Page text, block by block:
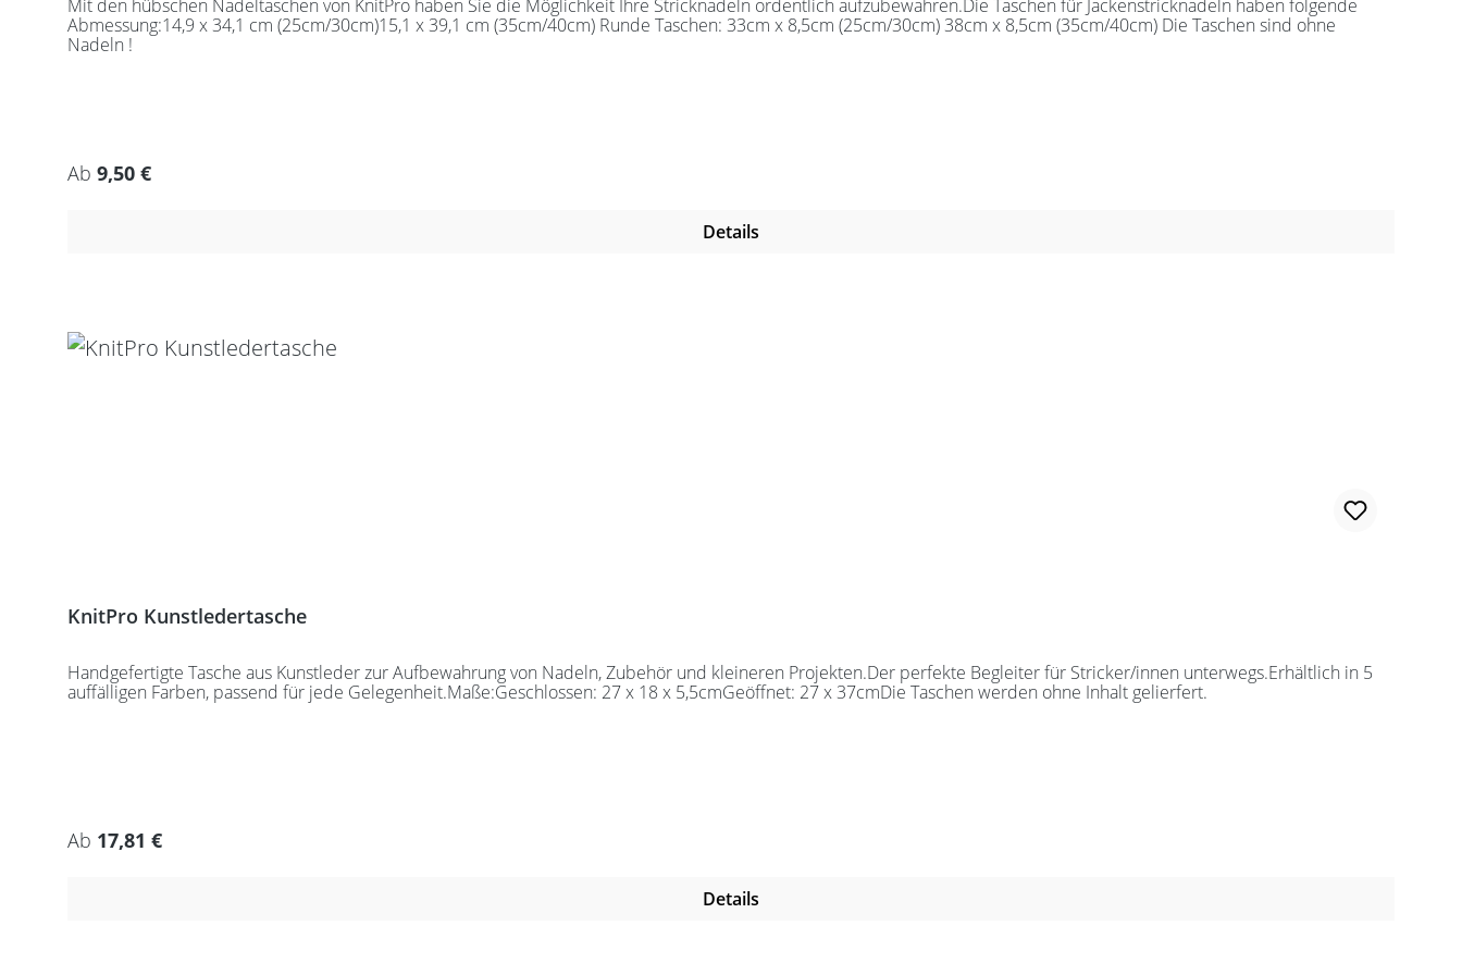
Mit den hübschen Nadeltaschen von KnitPro haben Sie die Möglichkeit Ihre Stricknadeln ordentlich aufzubewahren.Die Taschen für Jackenstricknadeln haben folgende
Abmessung:14,9 x 34,1 cm (25cm/30cm)15,1 x 39,1 cm (35cm/40cm) Runde Taschen: 33cm x 8,5cm (25cm/30cm) 38cm x 8,5cm (35cm/40cm) Die Taschen sind ohne
Nadeln !
Regulärer Preis:
Ab 9,50 €
Details
KnitPro Kunstledertasche
Handgefertigte Tasche aus Kunstleder zur Aufbewahrung von Nadeln, Zubehör und kleineren Projekten.Der perfekte Begleiter für Stricker/innen unterwegs.Erhältlich in 5
auffälligen Farben, passend für jede Gelegenheit.Maße:Geschlossen: 27 x 18 x 5,5cmGeöffnet: 27 x 37cmDie Taschen werden ohne Inhalt gelierfert.
Regulärer Preis:
Ab 17,81 €
Details